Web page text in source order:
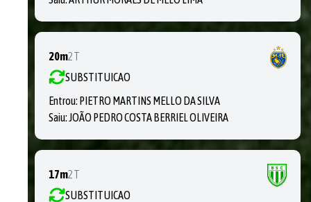
20m2T
SUBSTITUICAO
Entrou: PIETRO MARTINS MELLO DA SILVA
Saiu:JOÃO PEDRO COSTA BERRIEL OLIVEIRA
17m2T
SUBSTITUICAO